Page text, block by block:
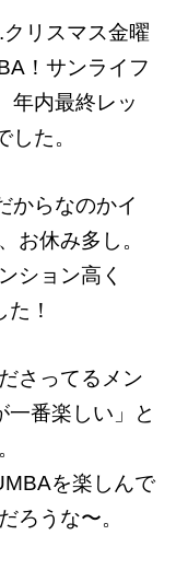
リスマス金曜
！サンライフ
年内最終レッ
した。
からなのかイ
お休み多し。
ション高く
！
さってるメン
番楽しい」と
を楽しんで
ろうな〜。